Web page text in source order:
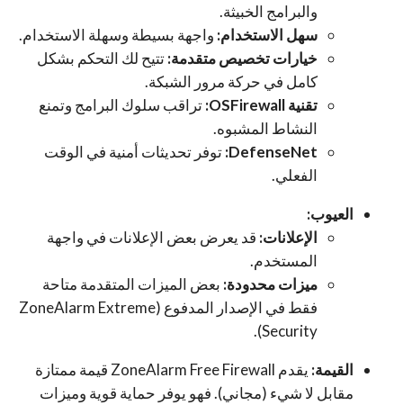
والبرامج الخبيثة.
سهل الاستخدام: واجهة بسيطة وسهلة الاستخدام.
خيارات تخصيص متقدمة:تتيح لك التحكم بشكل
كامل في حركة مرور الشبكة.
تقنية OSFirewall:
تراقب سلوك البرامج وتمنع
النشاط المشبوه.
DefenseNet: توفر تحديثات أمنية في الوقت
الفعلي.
العيوب:
الإعلانات: قد يعرض بعض الإعلانات في واجهة
المستخدم.
ميزات محدودة: بعض الميزات المتقدمة متاحة
فقط في الإصدار المدفوع (ZoneAlarm Extreme
Security).
القيمة:
يقدم ZoneAlarm Free Firewall قيمة ممتازة
مقابل لا شيء (مجاني). فهو يوفر حماية قوية وميزات